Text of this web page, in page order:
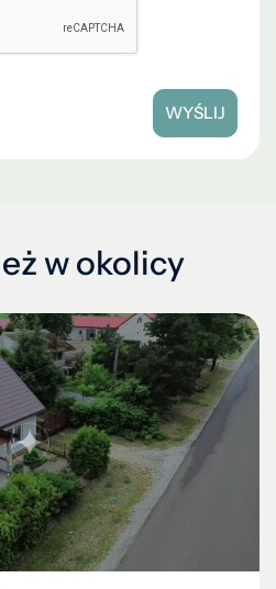
WYŚLIJ
w okolicy